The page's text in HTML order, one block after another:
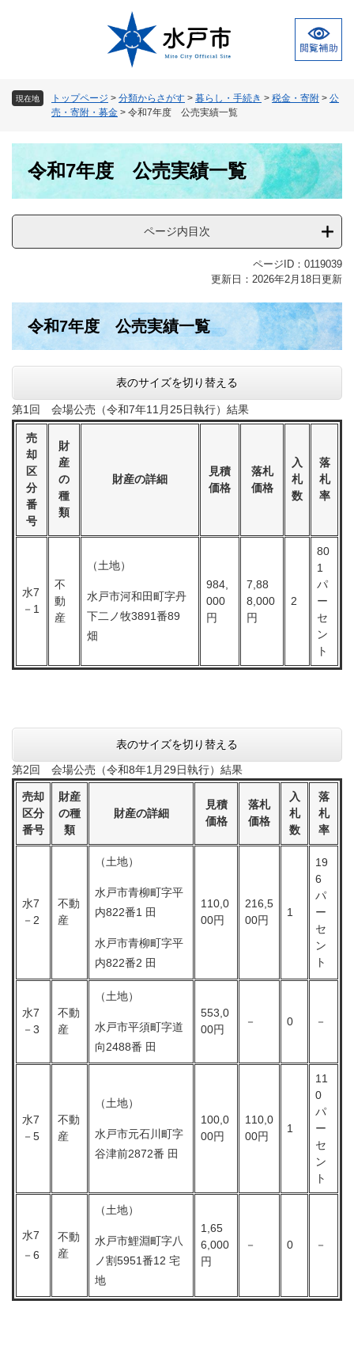
現在地 トップページ > 分類からさがす > 暮らし・手続き > 税金・寄附 > 公
売・寄附・募金 > 令和7年度 公売実績一覧
令和7年度 公売実績一覧
ページ内目次
ページID：0119039
更新日：2026年2月18日更新
令和7年度 公売実績一覧
表のサイズを切り替える
第1回 会場公売（令和7年11月25日執行）結果
売
却
区
分
番
号
財
産
の
種
類
財産の詳細
見積
価格
落札
価格
入
札
数
落
札
率
水7
－1
不
動
産
（土地）
水戸市河和田町字丹
下二ノ牧3891番89
畑
984,
000
円
7,88
8,000
円
2
80
1
パ
ー
セ
ン
ト
表のサイズを切り替える
第2回 会場公売（令和8年1月29日執行）結果
売却
区分
番号
財産
の種
類
財産の詳細
見積
価格
落札
価格
入
札
数
落
札
率
水7
－2
不動
産
（土地）
水戸市青柳町字平
内822番1 田
水戸市青柳町字平
内822番2 田
110,0
00円
216,5
00円
1
19
6
パ
ー
セ
ン
ト
水7
－3
不動
産
（土地）
水戸市平須町字道
向2488番 田
553,0
00円
－ 0 －
水7
－5
不動
産
（土地）
水戸市元石川町字
谷津前2872番 田
100,0
00円
110,0
00円
1
11
0
パ
ー
セ
ン
ト
水7
－6
不動
産
（土地）
水戸市鯉淵町字八
ノ割5951番12 宅
地
1,65
6,000
円
－ 0 －